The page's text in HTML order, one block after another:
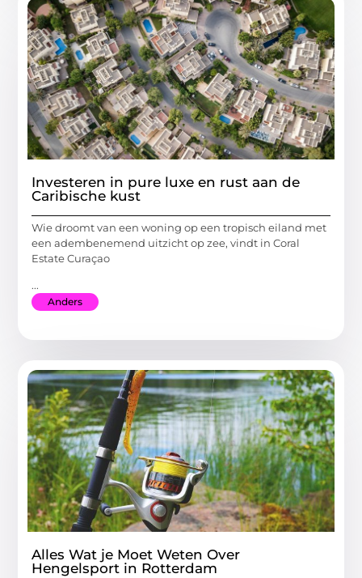
Investeren in pure luxe en rust aan de
Caribische kust
Wie droomt van een woning op een tropisch eiland met
een adembenemend uitzicht op zee, vindt in Coral
Estate Curaçao
...
Anders
Alles Wat je Moet Weten Over
Hengelsport in Rotterdam